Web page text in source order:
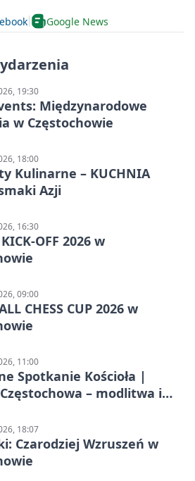
Google News
19:30
Międzynarodowe
w Częstochowie
18:00
Kulinarne – KUCHNIA
Azji
16:30
OFF 2026 w
09:00
CHESS CUP 2026 w
11:00
Spotkanie Kościoła |
Częstochowa – modlitwa i
18:07
Czarodziej Wzruszeń w